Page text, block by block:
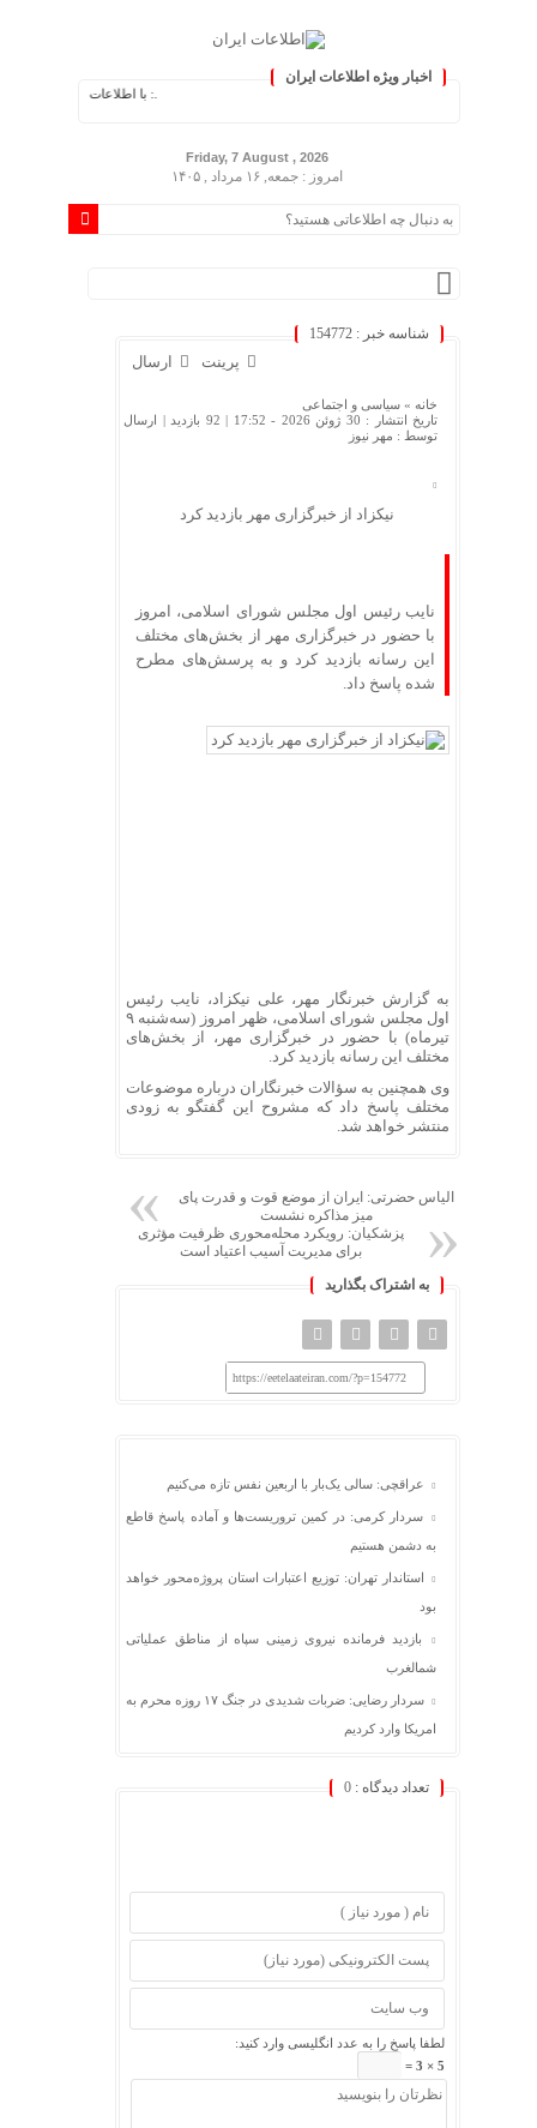
اخبار ویژه اطلاعات ایران
.: با اطلاعات ایران، اطلاعات خود
Friday, 7 August , 2026
امروز : جمعه, ۱۶ مرداد , ۱۴۰۵
شناسه خبر : 154772
ارسال پرینت
خانه » سیاسی و اجتماعی
تاریخ انتشار : 30 ژوئن 2026 - 17:52 |
92 بازدید
| ارسال
توسط : مهر نیوز
نیکزاد از خبرگزاری مهر بازدید کرد
نایب‌ رئیس اول مجلس شورای اسلامی، امروز
با حضور در خبرگزاری مهر از بخش‌های مختلف
این رسانه بازدید کرد و به پرسش‌های مطرح‌
شده پاسخ داد.
به گزارش خبرنگار مهر، علی نیکزاد، نایب‌ رئیس
اول مجلس شورای اسلامی، ظهر امروز (سه‌شنبه ۹
تیرماه) با حضور در خبرگزاری مهر، از بخش‌های
مختلف این رسانه بازدید کرد.
وی همچنین به سؤالات خبرنگاران درباره موضوعات
مختلف پاسخ داد که مشروح این گفتگو به‌ زودی
منتشر خواهد شد.
الیاس حضرتی: ایران از موضع قوت و قدرت پای
میز مذاکره نشست
پزشکیان: رویکرد محله‌محوری ظرفیت مؤثری
برای مدیریت آسیب اعتیاد است
به اشتراک بگذارید
https://eetelaateiran.com/?p=154772
عراقچی: سالی یک‌بار با اربعین نفس تازه می‌کنیم
سردار کرمی: در کمین تروریست‌ها و آماده پاسخ قاطع
به دشمن هستیم
استاندار تهران: توزیع اعتبارات استان پروژه‌محور خواهد
بود
بازدید فرمانده نیروی زمینی سپاه از مناطق عملیاتی
شمالغرب
سردار رضایی: ضربات شدیدی در جنگ ۱۷ روزه محرم به
امریکا وارد کردیم
تعداد دیدگاه : 0
لطفا پاسخ را به عدد انگلیسی وارد کنید:
5 × 3 =